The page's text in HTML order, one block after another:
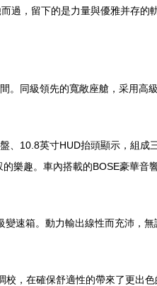
過，留下的是力量與優雅并存
。同級領先的寬敞座艙，采用
10.8英寸HUD抬頭顯示，組
樂趣。車內搭載的BOSE豪華
速箱。動力輸出線性而充沛，
，在確保舒適性的帶來了更出